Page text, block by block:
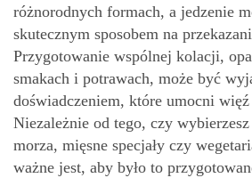
różnorodnych formach, a jedzenie
skutecznym sposobem na
Przygotowanie wspólnej kolacji,
smakach i potrawach, może być
doświadczeniem, które umocni
Niezależnie od tego, czy
morza, mięsne specjały czy
ważne jest, aby było to